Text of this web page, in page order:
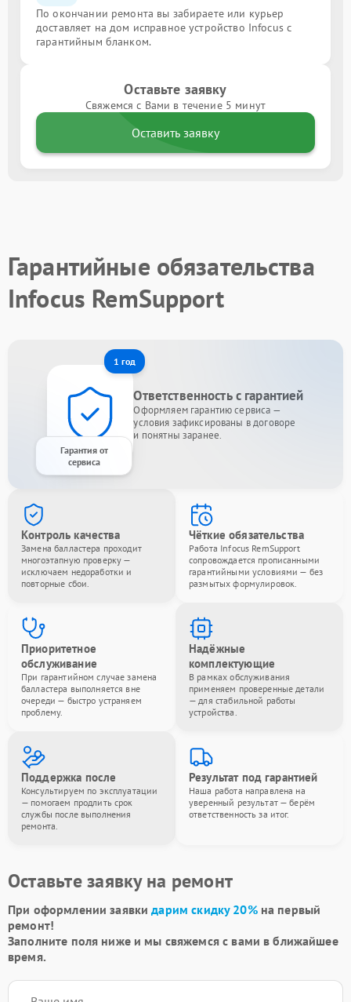
По окончании ремонта вы забираете или курьер
доставляет на дом исправное устройство Infocus с
гарантийным бланком.
Оставьте заявку
Свяжемся с Вами в течение 5 минут
Оставить заявку
Гарантийные обязательства
Infocus RemSupport
1 год
Гарантия от
сервиса
Ответственность с гарантией
Оформляем гарантию сервиса —
условия зафиксированы в договоре
и понятны заранее.
Контроль качества
Замена балластера проходит
многоэтапную проверку —
исключаем недоработки и
повторные сбои.
Чёткие обязательства
Работа Infocus RemSupport
сопровождается прописанными
гарантийными условиями — без
размытых формулировок.
Приоритетное
обслуживание
При гарантийном случае замена
балластера выполняется вне
очереди — быстро устраняем
проблему.
Надёжные
комплектующие
В рамках обслуживания
применяем проверенные детали
— для стабильной работы
устройства.
Поддержка после
Консультируем по эксплуатации
— помогаем продлить срок
службы после выполнения
ремонта.
Результат под гарантией
Наша работа направлена на
уверенный результат — берём
ответственность за итог.
Оставьте заявку на ремонт
При оформлении заявкидарим скидку 20%на первый
ремонт!
Заполните поля ниже и мы свяжемся с вами в ближайшее
время.